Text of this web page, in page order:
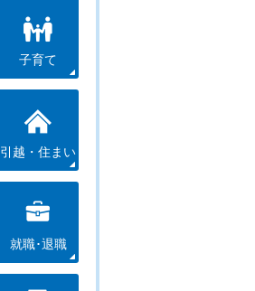
子育て
引越・住まい
就職･退職